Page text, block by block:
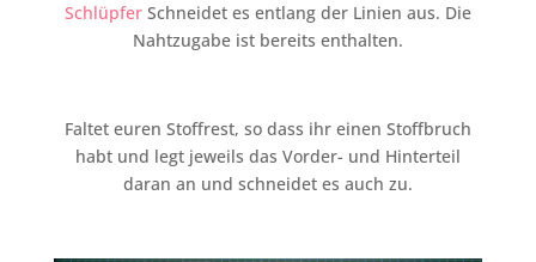
SchlüpferSchneidet es entlang der Linien aus. Die
Nahtzugabe ist bereits enthalten.
Faltet euren Stoffrest, so dass ihr einen Stoffbruch
habt und legt jeweils das Vorder- und Hinterteil
daran an und schneidet es auch zu.